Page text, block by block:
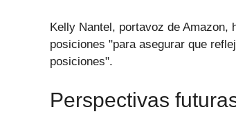
Kelly Nantel, portavoz de Amazon,
posiciones "para asegurar que
posiciones".
Perspectivas